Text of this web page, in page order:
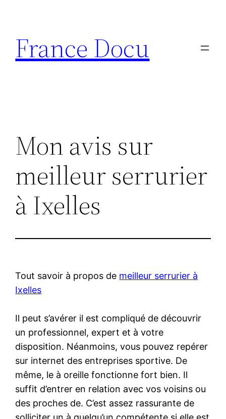
contenu
France Docu
Mon avis sur
meilleur serrurier
à Ixelles
Tout savoir à propos de meilleur serrurier à
Ixelles
Il peut s’avérer il est compliqué de découvrir
un professionnel, expert et à votre
disposition. Néanmoins, vous pouvez repérer
sur internet des entreprises sportive. De
même, le à oreille fonctionne fort bien. Il
suffit d’entrer en relation avec vos voisins ou
des proches de. C’est assez rassurante de